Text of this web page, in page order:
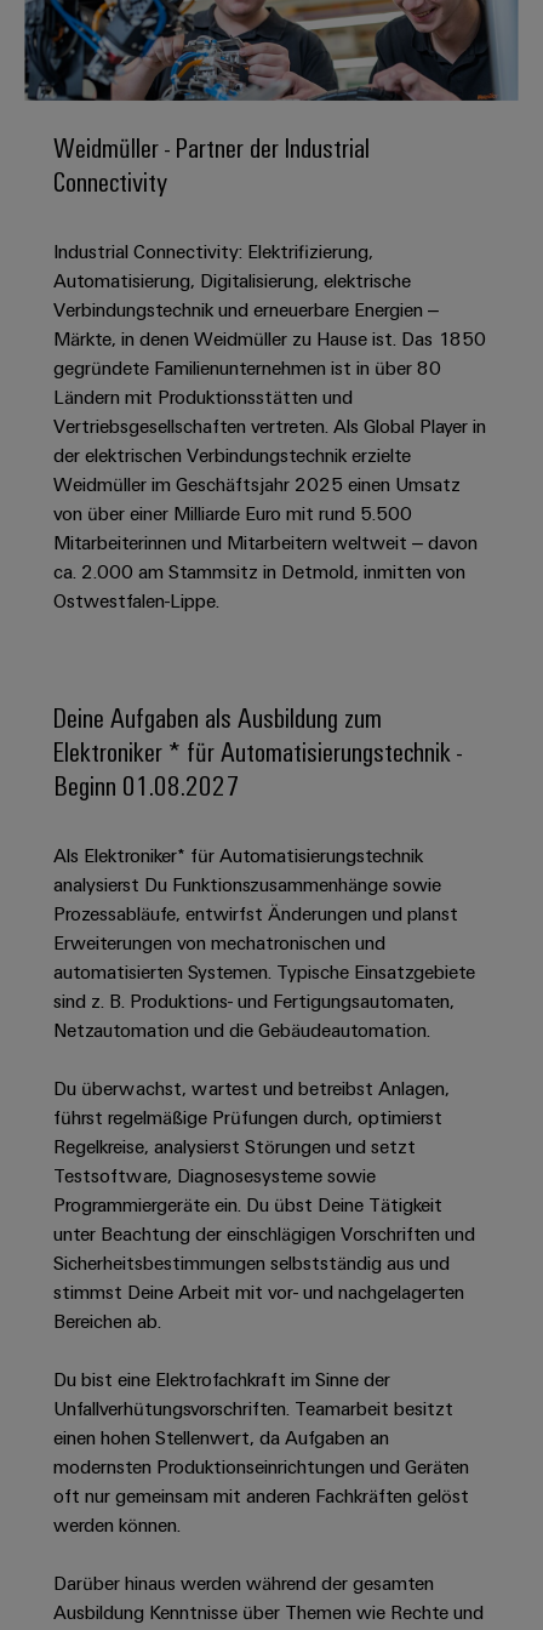
erlebbar
werden.
Datencenter
und
Produkte
für
effizient,
zuverlässig,
skalierbar
Energiespeicher
Lösungen
und
Produkte
Energiespeichersysteme
(ESS)
Energieübertragung
und
-
Sicherheit
für
moderne
Energienetze
Lösungen
für
die
spezifischen
Anforderungen
der
Gebäudeinfrastruktur
Innovative
Verbindungslösungen
für
Geräte
Konventionelle
Energieerzeugung
Zukunftssicherheit
bewährte
Energieerzeugung
Maschinenbau
Lösungen
für
verschiedene
Segmente
der
Maschinen
und
Öl
Anschlusstechnologie
DC-
u-
OS
Computing
Industrial
5G
Single
Pair
Ethernet
Schaltschrank-
und
Feldebene
Smart
Cabinet
Building
Metering
Weidmüller
Configurator
Workplace
Solutions
Systeme
und
Lösungen
Dezentrale
Automatisierung
Energiemanagement-
IIoT
&
Automation
Software
Industrial
Analytics
Industrial
Leiterplattenklemmen
Gehäusesysteme
und
komponenten
und
-
komponenten
Anschlussleitungen,
Patchkabel
und
Kabel
SPS
Systemverkabelung
&
Migrationslösungen
Verteilerboxen
Elektronik
Koppelrelais
&
Halbleiterrelais
Trennverstärker
und
Messumformer
Stromversorgungen
Elektronikgehäuse
Blitz-
und
Überspannungsschutz
PV
Generatoranschlusskasten
Feldbusverteiler
Automatisierung
&
Software
Steuerungen
Fast
Delivery
Beratung
und
digitale
Planung
easyConnect
-
Ihre
Industrial
Service
Platform
Connectivity
Consulting
Weidmüller
Configurator
Services
Akkreditiertes
Labor
Support
Technischer
Support
Umweltbezogene
Produktkonformität
Engineering
Daten
Produktkataloge
Reparatur
und
Ersatzteile
Trainings
und
Webinare
Vertrieb uns
Promotionfahrzeug
Distribution
für
unsere
Partner
Vertrieb
Großhandelssuche
News
Messen
Newsletter
Kundenservice
Webshop
Kataloganforderung
Weidmüller
Zahlen
Fakten
Unser
Nachhaltigkeit
Weidmüller
Academy
People
&
Culture
Compliance
Weidmüller
Welt
|
Kundenmagazin
Länder
Management
Informationen
und
Zertifikate
Presse
Unternehmensmeldungen
Fachpressemeldungen
Pressekontakt
Unsere
Partner
IIoT
and
Automation
Partner
Netzwerk
and
Automation
Stellen
für
Berufserfahrene
Für
Werkstudententätigkeiten
Praktika
Abschlussarbeiten
Neuanfang
für
Studienabbrecher
Offene
Stellen
für
Für
Schülerinnen
und
Ausbildung
Duales
Studium
Schülerpraktika
Karrierewege
Offene
Ausbildungs-
und
Studienplätze
Veranstaltungen
Aktuelle
Termine
Workshops
für
Schulklassen
Weidmüller - Partner der Industrial
Connectivity
Industrial Connectivity: Elektrifizierung,
Automatisierung, Digitalisierung, elektrische
Verbindungstechnik und erneuerbare Energien –
Märkte, in denen Weidmüller zu Hause ist. Das 1850
gegründete Familienunternehmen ist in über 80
Ländern mit Produktionsstätten und
Vertriebsgesellschaften vertreten. Als Global Player in
der elektrischen Verbindungstechnik erzielte
Weidmüller im Geschäftsjahr 2025 einen Umsatz
von über einer Milliarde Euro mit rund 5.500
Mitarbeiterinnen und Mitarbeitern weltweit – davon
ca. 2.000 am Stammsitz in Detmold, inmitten von
Ostwestfalen-Lippe.
Deine Aufgaben als Ausbildung zum
Elektroniker * für Automatisierungstechnik -
Beginn 01.08.2027
Als Elektroniker* für Automatisierungstechnik
analysierst Du Funktionszusammenhänge sowie
Prozessabläufe, entwirfst Änderungen und planst
Erweiterungen von mechatronischen und
automatisierten Systemen. Typische Einsatzgebiete
sind z. B. Produktions- und Fertigungsautomaten,
Netzautomation und die Gebäudeautomation.
Du überwachst, wartest und betreibst Anlagen,
führst regelmäßige Prüfungen durch, optimierst
Regelkreise, analysierst Störungen und setzt
Testsoftware, Diagnosesysteme sowie
Programmiergeräte ein. Du übst Deine Tätigkeit
unter Beachtung der einschlägigen Vorschriften und
Sicherheitsbestimmungen selbstständig aus und
stimmst Deine Arbeit mit vor- und nachgelagerten
Bereichen ab.
Du bist eine Elektrofachkraft im Sinne der
Unfallverhütungsvorschriften. Teamarbeit besitzt
einen hohen Stellenwert, da Aufgaben an
modernsten Produktionseinrichtungen und Geräten
oft nur gemeinsam mit anderen Fachkräften gelöst
werden können.
Darüber hinaus werden während der gesamten
Ausbildung Kenntnisse über Themen wie Rechte und